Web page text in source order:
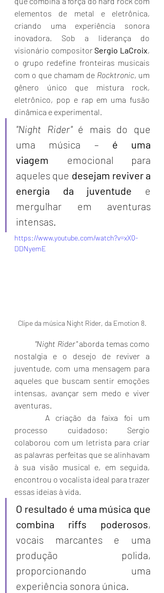
elementos de metal e eletrônica,
criando uma experiência sonora
inovadora. Sob a liderança do
visionário compositor Sergio LaCroix,
o grupo redefine fronteiras musicais
com o que chamam de Rocktronic, um
gênero único que mistura rock,
eletrônico, pop e rap em uma fusão
dinâmica e experimental.
"Night Rider" é mais do que
uma música – é uma
viagem emocional para
aqueles que desejam reviver a
energia da juventude e
mergulhar em aventuras
intensas.
https://www.youtube.com/watch?v=xXQ-
DDNyemE
Clipe da música Night Rider, da Emotion 8.
	"Night Rider"
aborda temas como
nostalgia e o desejo de reviver a
juventude, com uma mensagem para
aqueles que buscam sentir emoções
intensas, avançar sem medo e viver
aventuras.
processo cuidadoso: Sergio
colaborou com um letrista para criar
as palavras perfeitas que se alinhavam
à sua visão musical e, em seguida,
encontrou o vocalista ideal para trazer
essas ideias à vida.
O resultado é uma música que
combina riffs poderosos,
vocais marcantes e uma
produção polida,
proporcionando uma
experiência sonora única.